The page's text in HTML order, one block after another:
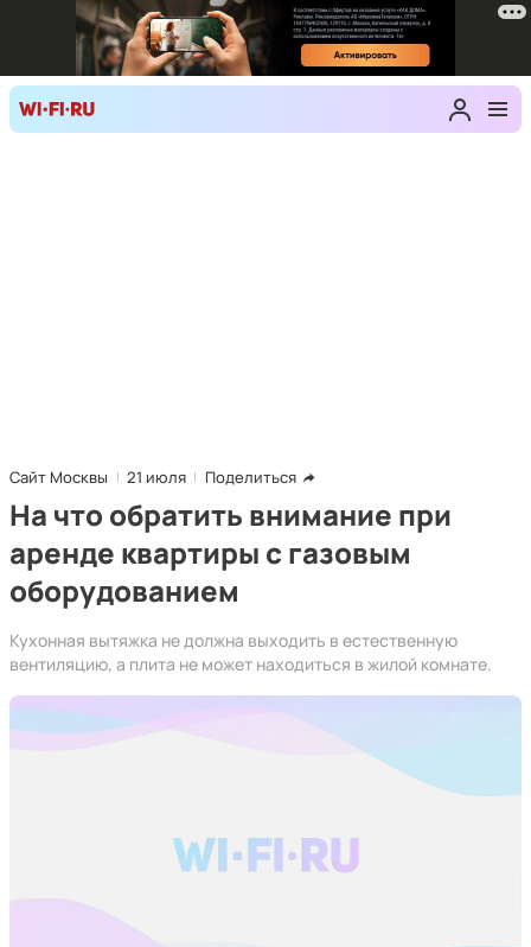
Сайт Москвы 21 июля Поделиться
На что обратить внимание при
аренде квартиры с газовым
оборудованием
Кухонная вытяжка не должна выходить в естественную
вентиляцию, а плита не может находиться в жилой комнате.